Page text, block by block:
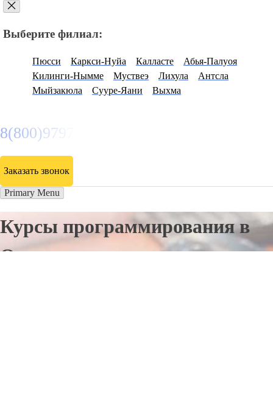
Выберите филиал:
Пюсси Каркси-Нуйа Калласте
Абья-Палуоя
Килинги-Нымме
Муствеэ Лихула
Антсла
Мыйзакюла
Сууре-Яани Выхма
8(800)9797043
Заказать звонок
Primary Menu
Курсы программирования в
Отепяэ